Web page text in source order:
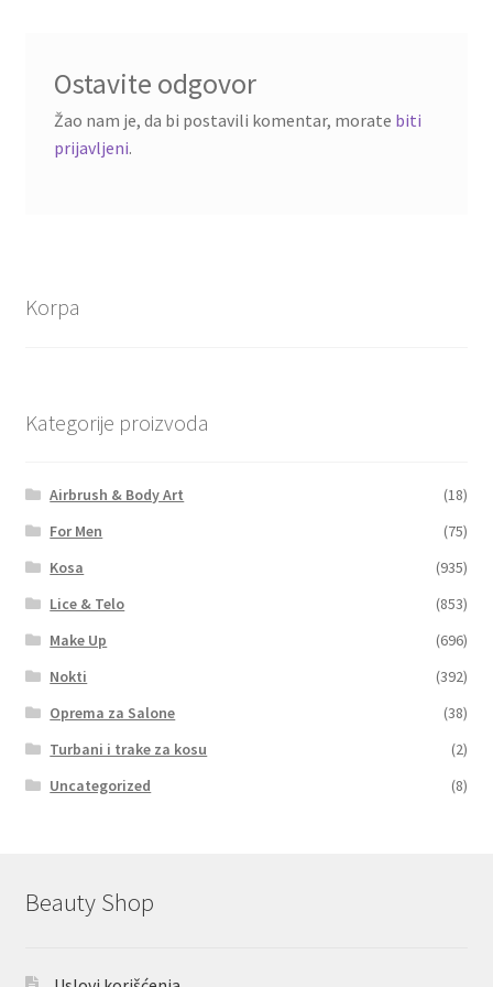
Ostavite odgovor
Žao nam je, da bi postavili komentar, morate biti
prijavljeni.
Korpa
Kategorije proizvoda
Airbrush & Body Art
(18)
For Men
(75)
Kosa
(935)
Lice & Telo
(853)
Make Up
(696)
Nokti
(392)
Oprema za Salone
(38)
Turbani i trake za kosu
(2)
Uncategorized
(8)
Beauty Shop